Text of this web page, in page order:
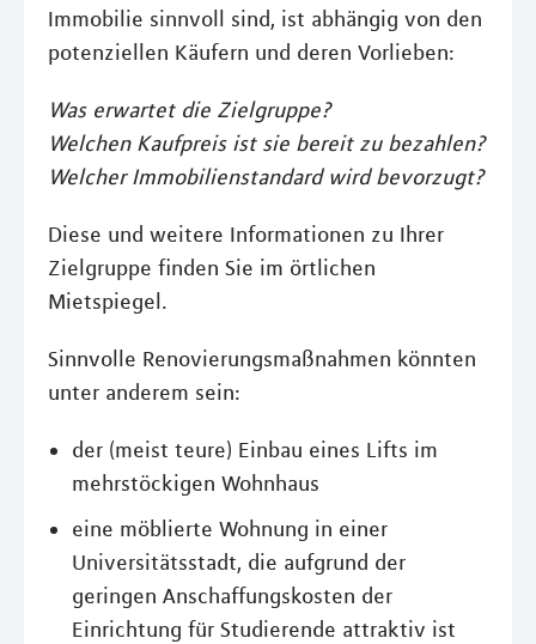
Immobilie sinnvoll sind, ist abhängig von den
potenziellen Käufern und deren Vorlieben:
Was erwartet die Zielgruppe?
Welchen Kaufpreis ist sie bereit zu bezahlen?
Welcher Immobilienstandard wird bevorzugt?
Diese und weitere Informationen zu Ihrer
Zielgruppe finden Sie im örtlichen
Mietspiegel.
Sinnvolle Renovierungsmaßnahmen könnten
unter anderem sein:
der (meist teure) Einbau eines Lifts im
mehrstöckigen Wohnhaus
eine möblierte Wohnung in einer
Universitätsstadt, die aufgrund der
geringen Anschaffungskosten der
Einrichtung für Studierende attraktiv ist